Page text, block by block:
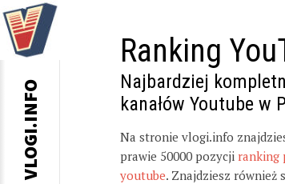
Ranking
Najbardziej
kanałów Youtube w
Na stronie vlogi.info
prawie 50000 pozycji ranking
youtube. Znajdziesz również
VLOGI.INFO